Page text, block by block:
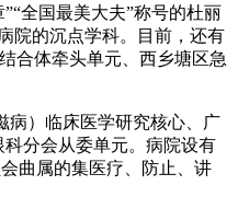
全国最美大夫”称号的杜丽
院的沉点学科。目前，还有
合体牵头单元、西乡塘区急
）临床医学研究核心、广
分会从委单元。病院设有
曲属的集医疗、防止、讲